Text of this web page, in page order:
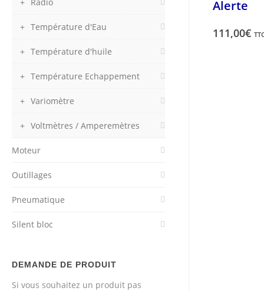
Alerte
111,00€
Température d'Eau
Température d'huile
Température Echappement
Variomètre
Voltmètres / Amperemètres
Moteur
Outillages
Pneumatique
Silent bloc
DEMANDE DE PRODUIT
Si vous souhaitez un produit pas